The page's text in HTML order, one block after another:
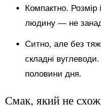
Компактно. Розмір
людину — не
Ситно, але без
складні
половини дня.
Смак, який не